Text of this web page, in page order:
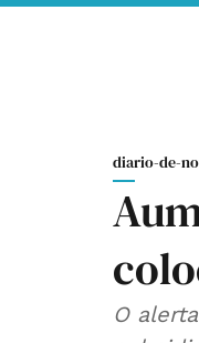
diario-de-
O